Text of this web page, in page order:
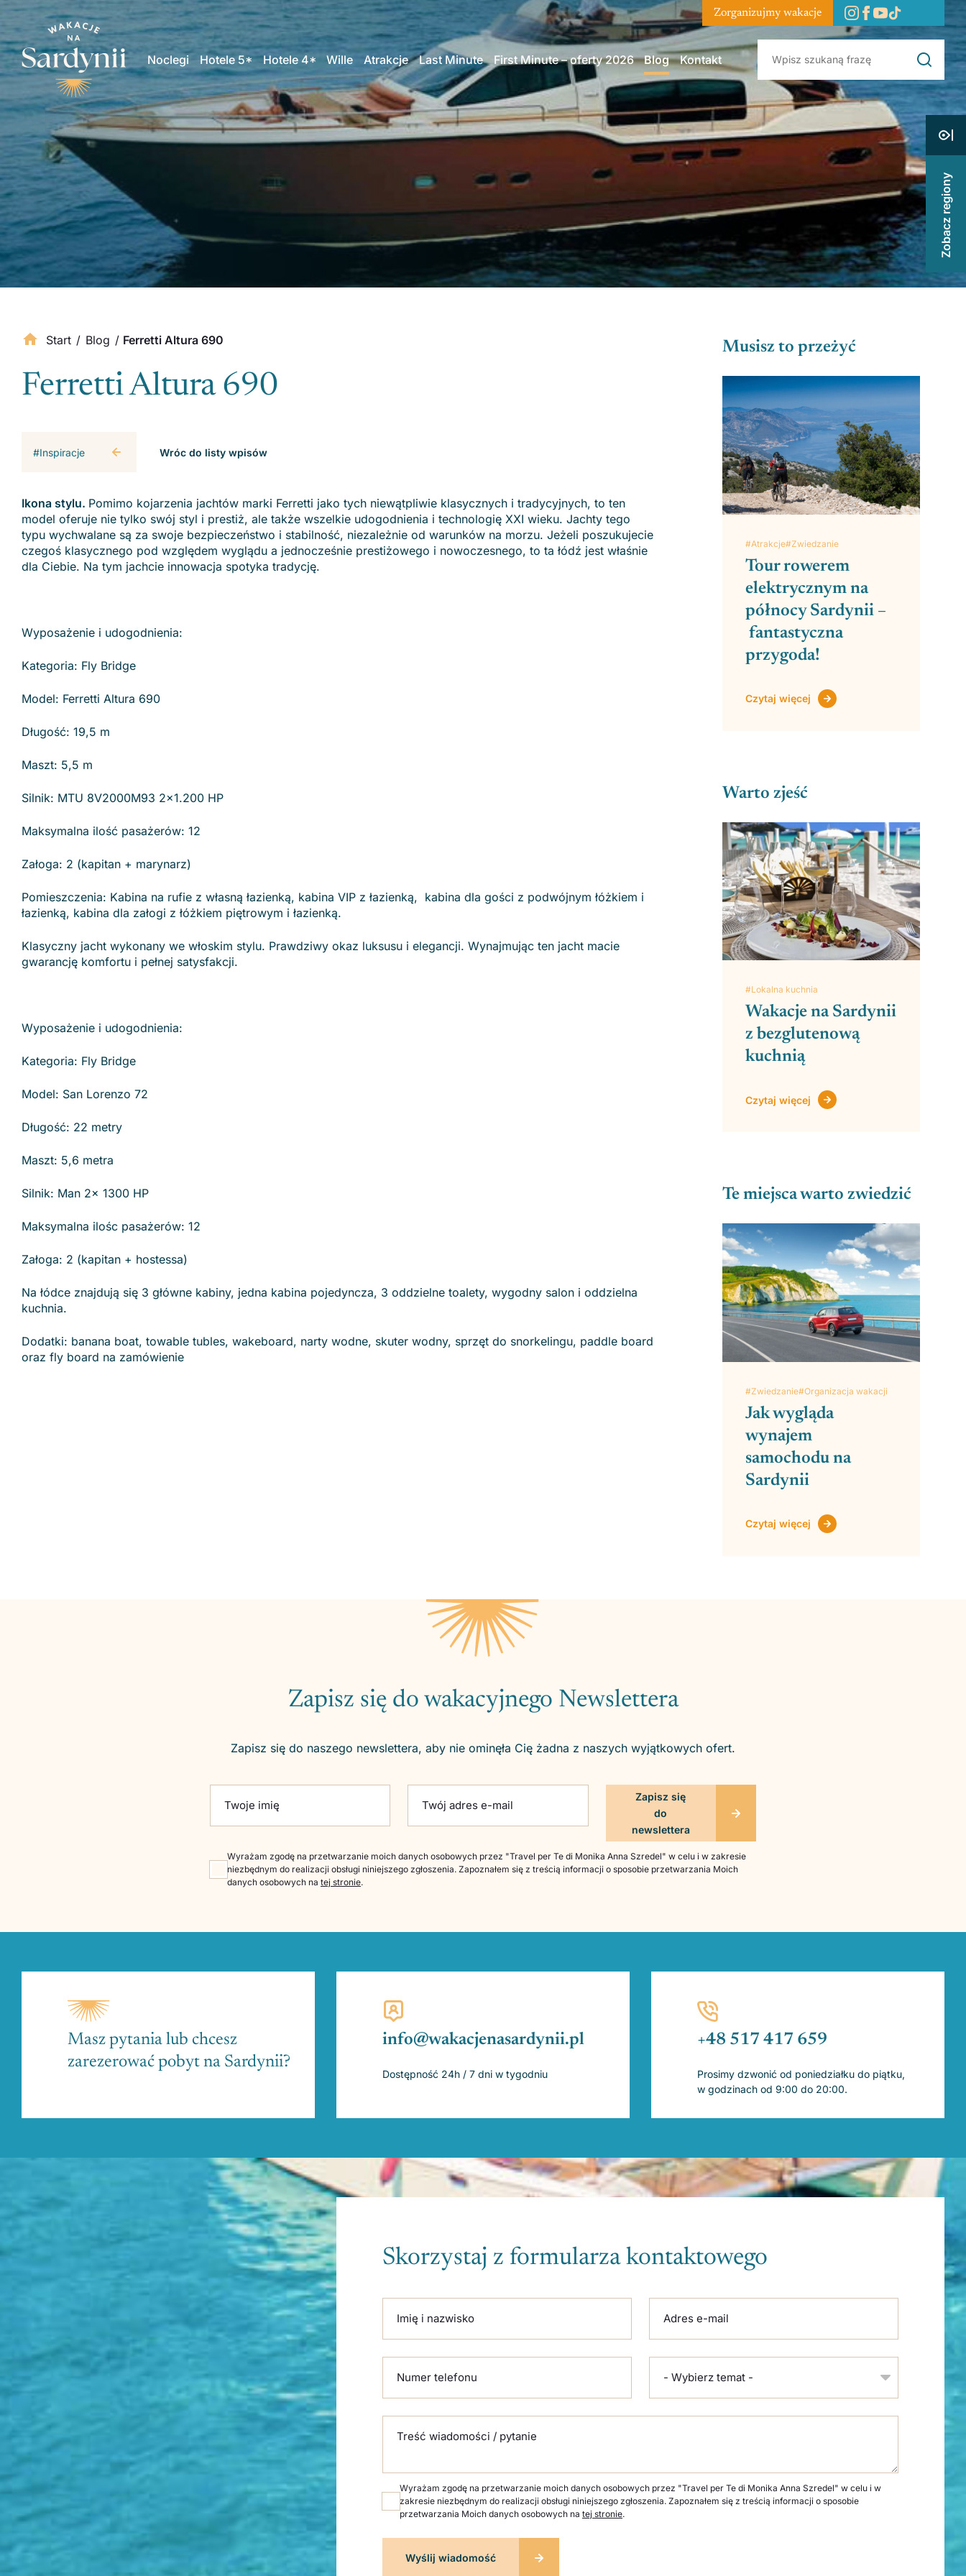
Noclegi Hotele 5* Hotele 4* Wille Atrakcje Last Minute First Minute – oferty 2026 Blog Kontakt
Zorganizujmy wakacje
Musisz to przeżyć
#Atrakcje#Zwiedzanie
Tour rowerem
elektrycznym na
północy Sardynii –
fantastyczna
przygoda!
Czytaj więcej
Warto zjeść
#Lokalna kuchnia
Wakacje na Sardynii
z bezglutenową
kuchnią
Czytaj więcej
Te miejsca warto zwiedzić
#Zwiedzanie#Organizacja wakacji
Jak wygląda
wynajem
samochodu na
Sardynii
Czytaj więcej
Start / Blog / Ferretti Altura 690
Ferretti Altura 690
#Inspiracje Wróc do listy wpisów
Ikona stylu. Pomimo kojarzenia jachtów marki Ferretti jako tych niewątpliwie klasycznych i tradycyjnych, to ten
model oferuje nie tylko swój styl i prestiż, ale także wszelkie udogodnienia i technologię XXI wieku. Jachty tego
typu wychwalane są za swoje bezpieczeństwo i stabilność, niezależnie od warunków na morzu. Jeżeli poszukujecie
czegoś klasycznego pod względem wyglądu a jednocześnie prestiżowego i nowoczesnego, to ta łódź jest właśnie
dla Ciebie. Na tym jachcie innowacja spotyka tradycję.
Wyposażenie i udogodnienia:
Kategoria: Fly Bridge
Model: Ferretti Altura 690
Długość: 19,5 m
Maszt: 5,5 m
Silnik: MTU 8V2000M93 2×1.200 HP
Maksymalna ilość pasażerów: 12
Załoga: 2 (kapitan + marynarz)
Pomieszczenia: Kabina na rufie z własną łazienką, kabina VIP z łazienką, kabina dla gości z podwójnym łóżkiem i
łazienką, kabina dla załogi z łóżkiem piętrowym i łazienką.
Klasyczny jacht wykonany we włoskim stylu. Prawdziwy okaz luksusu i elegancji. Wynajmując ten jacht macie
gwarancję komfortu i pełnej satysfakcji.
Wyposażenie i udogodnienia:
Kategoria: Fly Bridge
Model: San Lorenzo 72
Długość: 22 metry
Maszt: 5,6 metra
Silnik: Man 2x 1300 HP
Maksymalna ilośc pasażerów: 12
Załoga: 2 (kapitan + hostessa)
Na łódce znajdują się 3 główne kabiny, jedna kabina pojedyncza, 3 oddzielne toalety, wygodny salon i oddzielna
kuchnia.
Dodatki: banana boat, towable tubles, wakeboard, narty wodne, skuter wodny, sprzęt do snorkelingu, paddle board
oraz fly board na zamówienie
Zapisz się do wakacyjnego Newslettera
Zapisz się do naszego newslettera, aby nie ominęła Cię żadna z naszych wyjątkowych ofert.
Twoje imię Twój adres e-mail
Wyrażam zgodę na przetwarzanie moich danych osobowych przez "Travel per Te di Monika Anna Szredel" w celu i w zakresie
niezbędnym do realizacji obsługi niniejszego zgłoszenia. Zapoznałem się z treścią informacji o sposobie przetwarzania Moich
danych osobowych na tej stronie.
Masz pytania lub chcesz
zarezerować pobyt na Sardynii?
info@wakacjenasardynii.pl
Dostępność 24h / 7 dni w tygodniu
+48 517 417 659
Prosimy dzwonić od poniedziałku do piątku,
w godzinach od 9:00 do 20:00.
Skorzystaj z formularza kontaktowego
Imię i nazwisko Adres e-mail
Numer telefonu - Wybierz temat -
Treść wiadomości / pytanie
Wyrażam zgodę na przetwarzanie moich danych osobowych przez "Travel per Te di Monika Anna Szredel" w celu i w
zakresie niezbędnym do realizacji obsługi niniejszego zgłoszenia. Zapoznałem się z treścią informacji o sposobie
przetwarzania Moich danych osobowych na tej stronie.
Zobacz regiony